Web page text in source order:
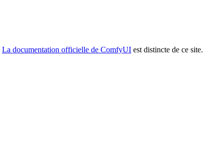
La documentation officielle de ComfyUI est distincte de ce site.